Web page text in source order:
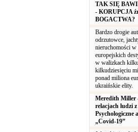
TAK SIĘ
- KORUPCJA
BOGACTWA?
Bardzo drogie
odrzutowce,
nieruchomości
europejskich
w walizkach
kilkudziesięciu
ponad miliona
ukraińskie elity.
Meredith Miller
relacjach ludzi
Psychologiczne
„Covid-19”